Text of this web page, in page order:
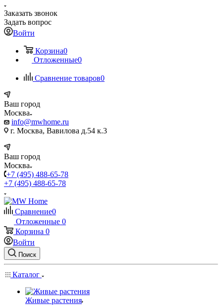
Заказать звонок
Задать вопрос
Войти
Корзина0
Отложенные0
Сравнение товаров0
Ваш город
Москва
info@mwhome.ru
г. Москва, Вавилова д.54 к.3
Ваш город
Москва
+7 (495) 488-65-78
+7 (495) 488-65-78
Сравнение0
Отложенные 0
Корзина 0
Войти
Поиск
Каталог
Живые растения